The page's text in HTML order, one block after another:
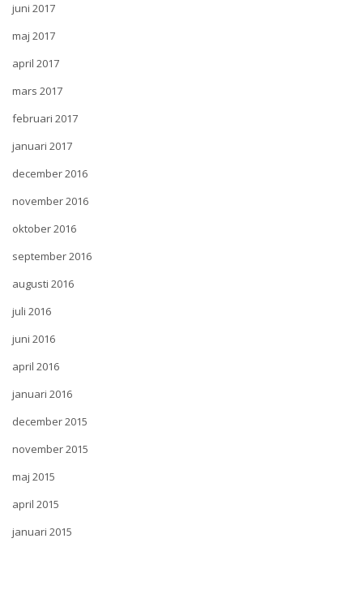
juni 2017
maj 2017
april 2017
mars 2017
februari 2017
januari 2017
december 2016
november 2016
oktober 2016
september 2016
augusti 2016
juli 2016
juni 2016
april 2016
januari 2016
december 2015
november 2015
maj 2015
april 2015
januari 2015